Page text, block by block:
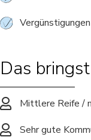
Das
Mittlere Reife /
Sehr gute